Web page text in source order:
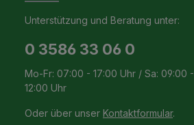
Unterstützung und Beratung unter:
0 3586 33 06 0
Mo-Fr: 07:00 - 17:00 Uhr / Sa: 09:00 -
12:00 Uhr
Oder über unser Kontaktformular.